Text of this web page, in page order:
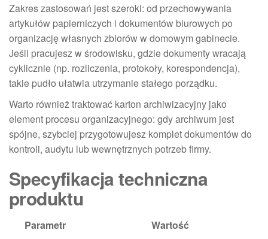
Zakres zastosowań jest szeroki: od przechowywania
artykułów papierniczych i dokumentów biurowych po
organizację własnych zbiorów w domowym gabinecie.
Jeśli pracujesz w środowisku, gdzie dokumenty wracają
cyklicznie (np. rozliczenia, protokoły, korespondencja),
takie pudło ułatwia utrzymanie stałego porządku.
Warto również traktować karton archiwizacyjny jako
element procesu organizacyjnego: gdy archiwum jest
spójne, szybciej przygotowujesz komplet dokumentów do
kontroli, audytu lub wewnętrznych potrzeb firmy.
Specyfikacja techniczna
produktu
Parametr Wartość